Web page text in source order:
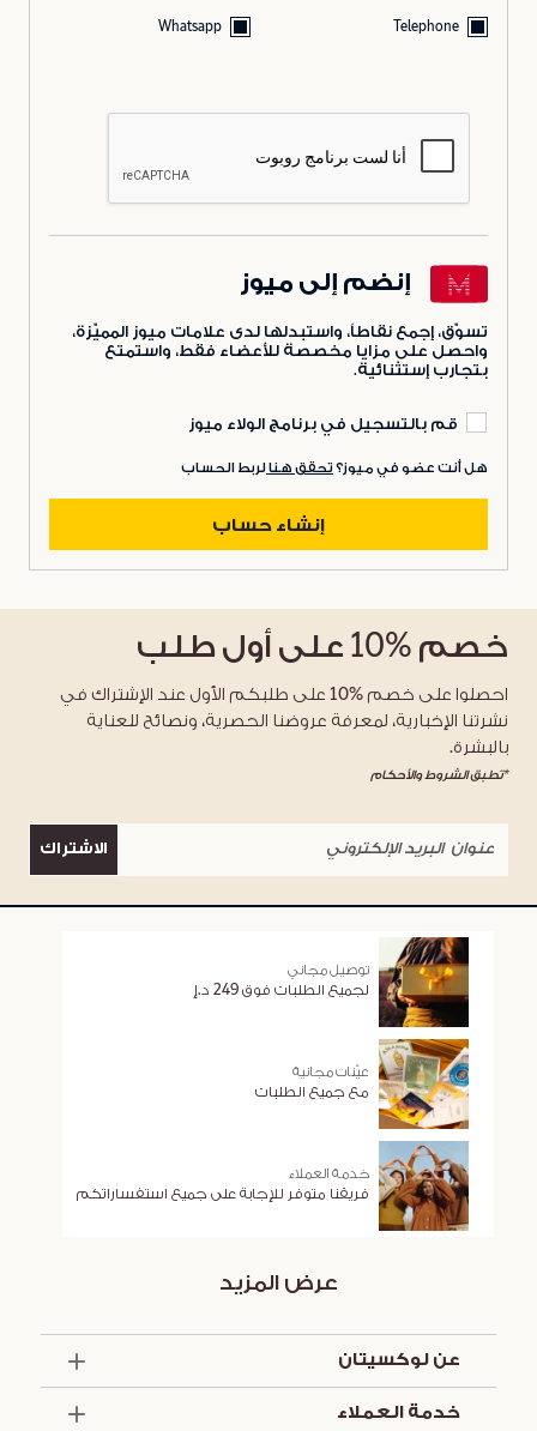
Telephone
Whatsapp
إنضم إلى ميوز
تسوّق، إجمع نقاطاً، واستبدلها لدى علامات ميوز المميّزة،
واحصل على مزايا مخصصة للأعضاء فقط، واستمتع
بتجارب إستثنائية.
قم بالتسجيل في برنامج الولاء ميوز
هل أنت عضو في ميوز؟ تحقق هنا لربط الحساب
إنشاء حساب
خصم %10 على أول طلب
احصلوا على خصم %10 على طلبكم الأول عند الإشتراك في
نشرتنا الإخبارية، لمعرفة عروضنا الحصرية، ونصائح للعناية
بالبشرة.
*تطبق الشروط والأحكام
الاشتراك
توصيل مجاني
لجميع الطلبات فوق 249 د.إ
عيّنات مجانية
مع جميع الطلبات
خدمة العملاء
فريقنا متوفر للإجابة على جميع استفساراتكم
عرض المزيد
عن لوكسيتان
خدمة العملاء